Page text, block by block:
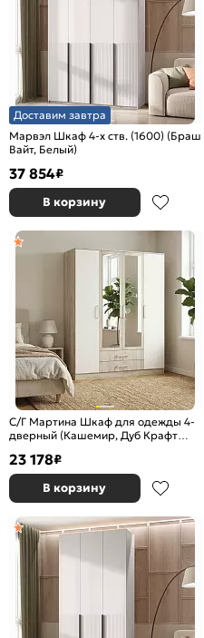
Доставим завтра
Марвэл Шкаф 4-х ств. (1600) (Браш
Вайт, Белый)
37 854₽
В корзину
С/Г Мартина Шкаф для одежды 4-
дверный (Кашемир, Дуб Крафт
23 178₽
В корзину